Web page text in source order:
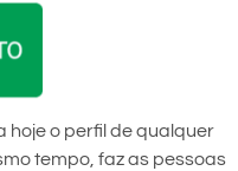
hoje o perfil de qualquer
tempo, faz as pessoas